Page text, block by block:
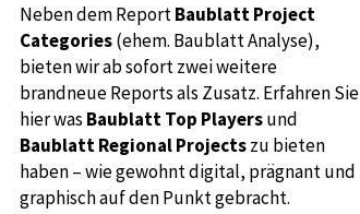
Neben dem ReportBaublatt Project
Categories(ehem. Baublatt Analyse),
bieten wir ab sofort zwei weitere
brandneue Reports als Zusatz. Erfahren Sie
hier was Baublatt Top Playersund
Baublatt Regional Projectszu bieten
haben – wie gewohnt digital, prägnant und
graphisch auf den Punkt gebracht.